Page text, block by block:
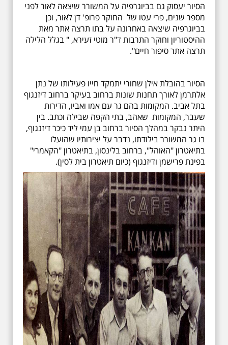
הסיור יעסוק גם בביוגרפיה על המשורר שיצאה לאור לפני
מספר שנים, פרי עטו של החוקר פרופ' דן לאור, וכן
בביוגרפיה שיצאה באחרונה על בתו תרצה אתר מאת
ההיסטוריון וחוקר התרבות ד"ר מוטי זעירא, " בגלל הלילה
תרצה אתר סיפור חיים".
הסיור בהובלת אילן שחורי יתמקד חייו פעילותו של נתן
אלתרמן לאורך תחנות שונות ברחוב בעיקר ברחוב דיזנגוף
בתל אביב. המקומות בהם גר עם אמו ואביו, הדירות
שעבר, המקומות שאהב, בתי הקפה שבילה וכתב. בין
היתר נבקר במהלך הסיור ברחוב בן עמי ליד כיכר דיזנגוף,
בו גר המשורר בילודתו, נדבר על יצירותיו שהועלו
בתיאטרון "האוהל", ברחוב בלינסון, בתיאטרון "הקאמרי"
בפינת פרישמן ודיזנגוף (כיום תיאטרון בית לסין).